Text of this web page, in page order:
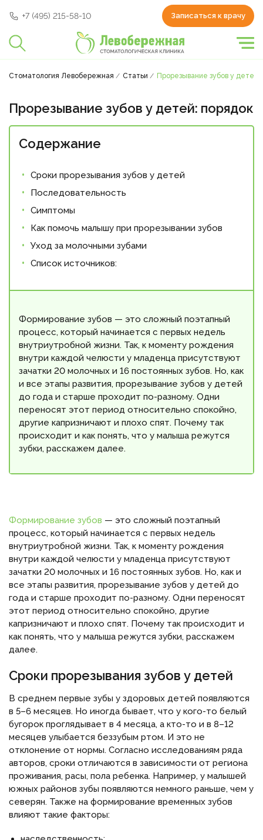
+7 (495) 215-58-10 Записаться к врачу
Стоматология Левобережная Статьи Прорезывание зубов у детей:
Прорезывание зубов у детей: порядок
Содержание
Сроки прорезывания зубов у детей
Последовательность
Симптомы
Как помочь малышу при прорезывании зубов
Уход за молочными зубами
Список источников:
Формирование зубов — это сложный поэтапный
процесс, который начинается с первых недель
внутриутробной жизни. Так, к моменту рождения
внутри каждой челюсти у младенца присутствуют
зачатки 20 молочных и 16 постоянных зубов. Но, как
и все этапы развития, прорезывание зубов у детей
до года и старше проходит по-разному. Одни
переносят этот период относительно спокойно,
другие капризничают и плохо спят. Почему так
происходит и как понять, что у малыша режутся
зубки, расскажем далее.
Формирование зубов — это сложный поэтапный
процесс, который начинается с первых недель
внутриутробной жизни. Так, к моменту рождения
внутри каждой челюсти у младенца присутствуют
зачатки 20 молочных и 16 постоянных зубов. Но, как и
все этапы развития, прорезывание зубов у детей до
года и старше проходит по-разному. Одни переносят
этот период относительно спокойно, другие
капризничают и плохо спят. Почему так происходит и
как понять, что у малыша режутся зубки, расскажем
далее.
Сроки прорезывания зубов у детей
В среднем первые зубы у здоровых детей появляются
в 5–6 месяцев. Но иногда бывает, что у кого-то белый
бугорок проглядывает в 4 месяца, а кто-то и в 8–12
месяцев улыбается беззубым ртом. И это не
отклонение от нормы. Согласно исследованиям ряда
авторов, сроки отличаются в зависимости от региона
проживания, расы, пола ребенка. Например, у малышей
южных районов зубы появляются немного раньше, чем у
северян. Также на формирование временных зубов
влияют такие факторы: